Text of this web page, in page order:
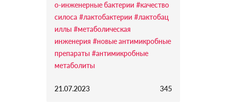
о-инженерные бактерии #качество
силоса #лактобактерии #лактобац
иллы #метаболическая
инженерия #новые антимикробные
препараты #антимикробные
метаболиты
21.07.2023 345